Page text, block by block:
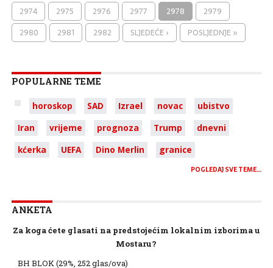
2974
2975 2976 2977 2978
2979
2980
2981 2982 SLJEDEĆE › POSLJEDNJE »
POPULARNE TEME
horoskop SAD Izrael novac
ubistvo
Iran
vrijeme prognoza Trump
dnevni
kćerka
UEFA Dino Merlin granice
POGLEDAJ SVE TEME…
ANKETA
Za koga ćete glasati na predstojećim lokalnim izborima u
Mostaru?
BH BLOK(29%, 252 glas/ova)